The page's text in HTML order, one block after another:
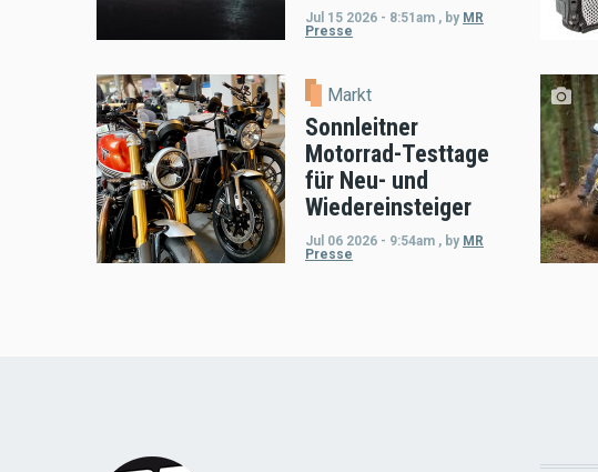
Jul 15 2026 - 8:51am , by MR
Presse
Markt
Sonnleitner
Motorrad-Testtage
für Neu- und
Wiedereinsteiger
Jul 06 2026 - 9:54am , by MR
Presse